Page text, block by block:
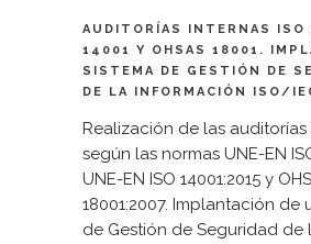
AUDITORÍAS INTERNAS
14001 Y OHSAS 18001.
SISTEMA DE GESTIÓN DE
DE LA INFORMACIÓN ISO/
Realización de las auditorías
según las normas UNE-EN
UNE-EN ISO 14001:2015 y
18001:2007. Implantación de
de Gestión de Seguridad de